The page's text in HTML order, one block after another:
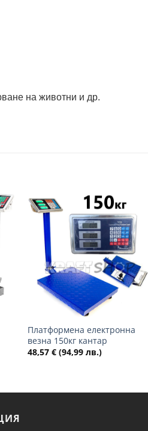
на животни и др.
Добави
в
желани
Платформена електронна
везна 150кг кантар
48,57 € (94,99 лв.)